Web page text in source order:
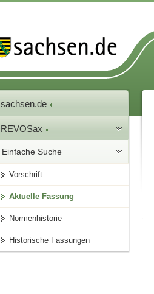
sachsen.de
REVOSax
Einfache Suche
Vorschrift
Aktuelle Fassung
Normenhistorie
Historische Fassungen